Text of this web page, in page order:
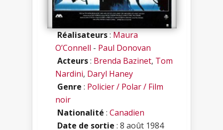
Réalisateurs:Maura
O’Connell - Paul Donovan
Acteurs: Brenda Bazinet, Tom
Nardini, Daryl Haney
Genre : Policier / Polar / Film
noir
Nationalité : Canadien
Date de sortie : 8 août 1984